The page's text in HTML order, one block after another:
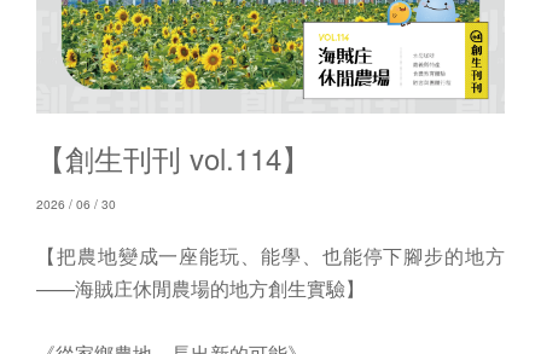
【創生刊刊 vol.114】
2026 / 06 / 30
【把農地變成一座能玩、能學、也能停下腳步的地方
——海賊庄休閒農場的地方創生實驗】